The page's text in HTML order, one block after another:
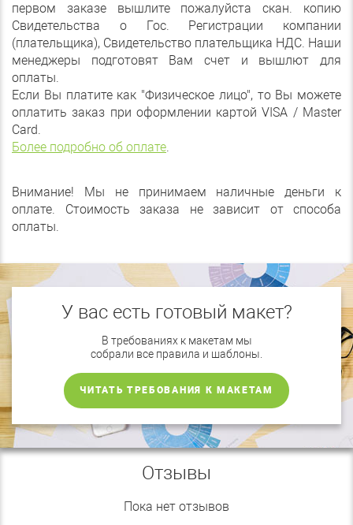
первом заказе вышлите пожалуйста скан. копию
Свидетельства о Гос. Регистрации компании
(плательщика), Свидетельство плательщика НДС. Наши
менеджеры подготовят Вам счет и вышлют для
оплаты.
Если Вы платите как "Физическое лицо", то Вы можете
оплатить заказ при оформлении картой VISA / Master
Card.
Более подробно об оплате.
Внимание! Мы не принимаем наличные деньги к
оплате. Стоимость заказа не зависит от способа
оплаты.
У вас есть готовый макет?
В требованиях к макетам мы
собрали все правила и шаблоны.
ЧИТАТЬ ТРЕБОВАНИЯ К МАКЕТАМ
Отзывы
Пока нет отзывов